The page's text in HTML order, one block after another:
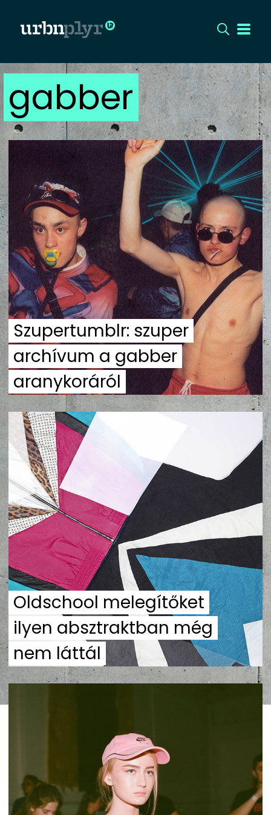
CÍMLAP
DIZÁJN
DIVAT
HIP
KULT
UTCA
ZENE
MÉDIAAJÁNLAT
IMPRESSZUM
PR-ARCHÍVUM
ADATKEZELÉSI TÁJÉKOZTATÓ
gabber
Szupertumblr: szuper
archívum a gabber
aranykoráról
Oldschool melegítőket
ilyen absztraktban még
nem láttál